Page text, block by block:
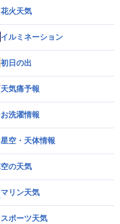
花火天気
イルミネーション
初日の出
天気痛予報
お洗濯情報
星空・天体情報
空の天気
マリン天気
スポーツ天気